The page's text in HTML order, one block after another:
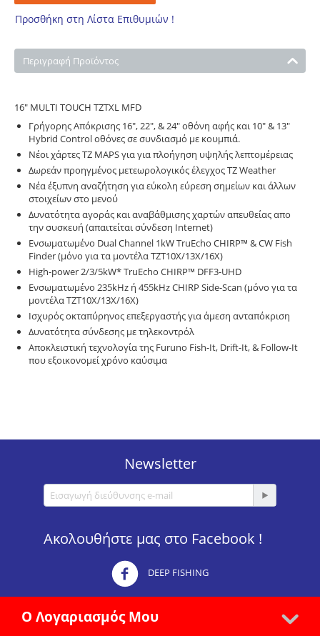
Προσθήκη στη Λίστα Επιθυμιών !
Περιγραφή Προϊόντος
16" MULTI TOUCH TZTXL MFD
Γρήγορης Απόκρισης 16", 22", & 24" οθόνη αφής και 10" & 13"
Hybrid Control οθόνες σε συνδιασμό με κουμπιά.
Νέοι χάρτες TZ MAPS για για πλοήγηση υψηλής λεπτομέρειας
Δωρεάν προηγμένος μετεωρολογικός έλεγχος TZ Weather
Νέα έξυπνη αναζήτηση για εύκολη εύρεση σημείων και άλλων
στοιχείων στο μενού
Δυνατότητα αγοράς και αναβάθμισης χαρτών απευθείας απο
την συσκευή (απαιτείται σύνδεση Internet)
Ενσωματωμένο Dual Channel 1kW TruEcho CHIRP™ & CW Fish
Finder (μόνο για τα μοντέλα TZT10X/13X/16X)
High-power 2/3/5kW* TruEcho CHIRP™ DFF3-UHD
Ενσωματωμένο 235kHz ή 455kHz CHIRP Side-Scan (μόνο για τα
μοντέλα TZT10X/13X/16X)
Ισχυρός οκταπύρηνος επεξεργαστής για άμεση ανταπόκριση
Δυνατότητα σύνδεσης με τηλεκοντρόλ
Αποκλειστική τεχνολογία της Furuno Fish-It, Drift-It, & Follow-It
που εξοικονομεί χρόνο καύσιμα
Newsletter
Ακολουθήστε μας στο Facebook !
DEEP FISHING
Ο Λογαριασμός Μου